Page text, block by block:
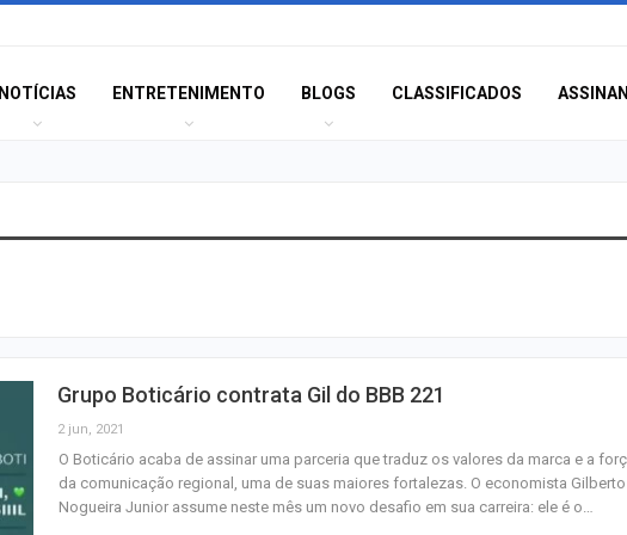
NOTÍCIAS ENTRETENIMENTO BLOGS CLASSIFICADOS
Grupo Boticário contrata Gil do BBB 221
2 jun, 2021
O Boticário acaba de assinar uma parceria que traduz os valores da marca e a
da comunicação regional, uma de suas maiores fortalezas. O economista Gilberto
Nogueira Junior assume neste mês um novo desafio em sua carreira: ele é o…
Champagne:
Homem Aranha:
Dia